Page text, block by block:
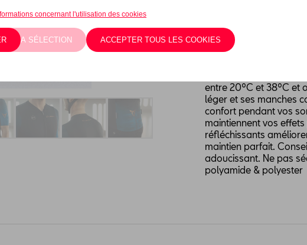
Le maillot cycliste
entre 20ºC et 38ºC et
léger et ses manches
confort pendant vos
maintiennent vos
réfléchissants
maintien parfait.
adoucissant. Ne pas
polyamide & polyester